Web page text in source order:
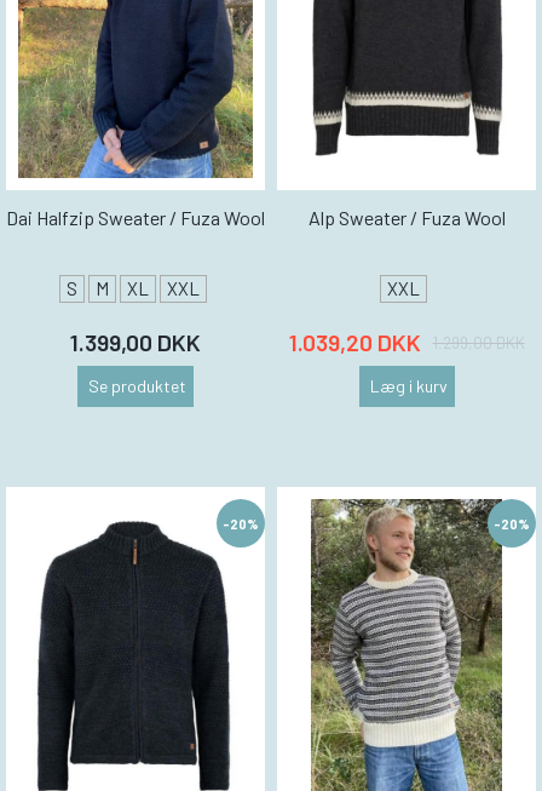
Dai Halfzip Sweater / Fuza Wool
S M XL XXL
1.399,00 DKK
Se produktet
Alp Sweater / Fuza Wool
XXL
1.039,20 DKK 1.299,00 DKK
Læg i kurv
-20% -20%